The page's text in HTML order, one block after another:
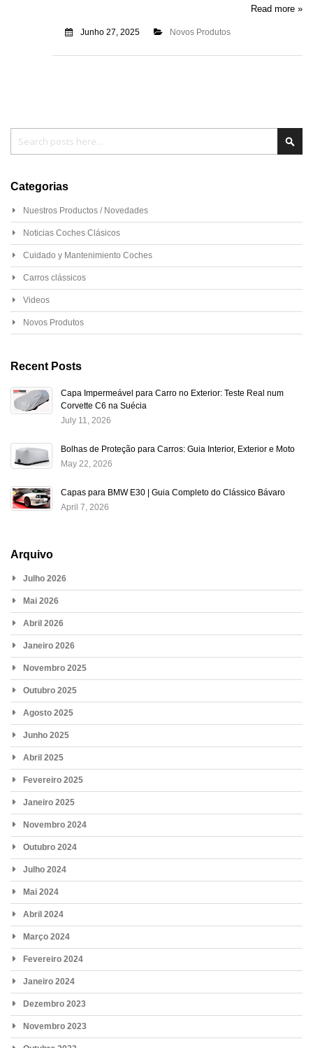
Read more »
Junho 27, 2025 Novos Produtos
Categorias
Nuestros Productos / Novedades
Noticias Coches Clásicos
Cuidado y Mantenimiento Coches
Carros clássicos
Videos
Novos Produtos
Recent Posts
Capa Impermeável para Carro no Exterior: Teste Real num
Corvette C6 na Suécia
July 11, 2026
Bolhas de Proteção para Carros: Guia Interior, Exterior e Moto
May 22, 2026
Capas para BMW E30 | Guia Completo do Clássico Bávaro
April 7, 2026
Arquivo
Julho 2026
Mai 2026
Abril 2026
Janeiro 2026
Novembro 2025
Outubro 2025
Agosto 2025
Junho 2025
Abril 2025
Fevereiro 2025
Janeiro 2025
Novembro 2024
Outubro 2024
Julho 2024
Mai 2024
Abril 2024
Março 2024
Fevereiro 2024
Janeiro 2024
Dezembro 2023
Novembro 2023